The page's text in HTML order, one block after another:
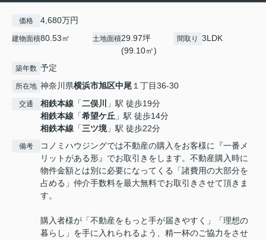
価格 4,680万円
建物面積80.53㎡ 土地面積29.97坪
(99.10㎡)
間取り 3LDK
築年数 予定
所在地 神奈川県横浜市旭区中尾１丁目36-30
交通 相鉄本線 「二俣川
」駅 徒歩19分
相鉄本線 「希望ケ丘 」駅 徒歩14分
相鉄本線 「三ツ境」駅 徒歩22分
備考
コノミハウジングでは不動産の購入をお客様に『一番メ
リットがある形』でお取引きをします。不動産購入時に
物件金額とは別に必要になってくる「諸費用の大部分を
占める」仲介手数料を最大無料でお取引きさせて頂きま
す。
購入者様が「不動産をもっと手が届きやすく」「理想の
暮らし」を手に入れられるよう、精一杯のご協力をさせ